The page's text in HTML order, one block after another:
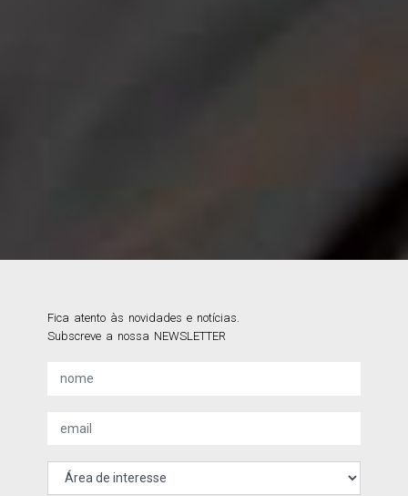
Fica atento às novidades e notícias.
Subscreve a nossa NEWSLETTER